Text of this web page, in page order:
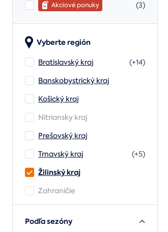
Akciové ponuky (3)
Vyberte región
Bratislavský kraj
(+14)
Banskobystrický kraj
Košický kraj
Nitriansky kraj
Prešovský kraj
Trnavský kraj
(+5)
Žilinský kraj
Zahraničie
Podľa sezóny